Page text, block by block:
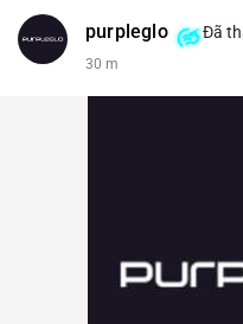
purpleglo Đã
30 m